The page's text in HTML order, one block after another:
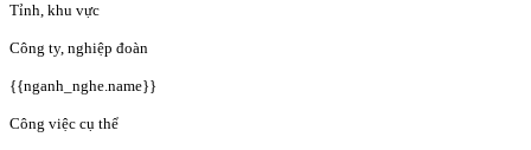
Tỉnh, khu vực
Công ty, nghiệp đoàn
{{nganh_nghe.name}}
Công việc cụ thể